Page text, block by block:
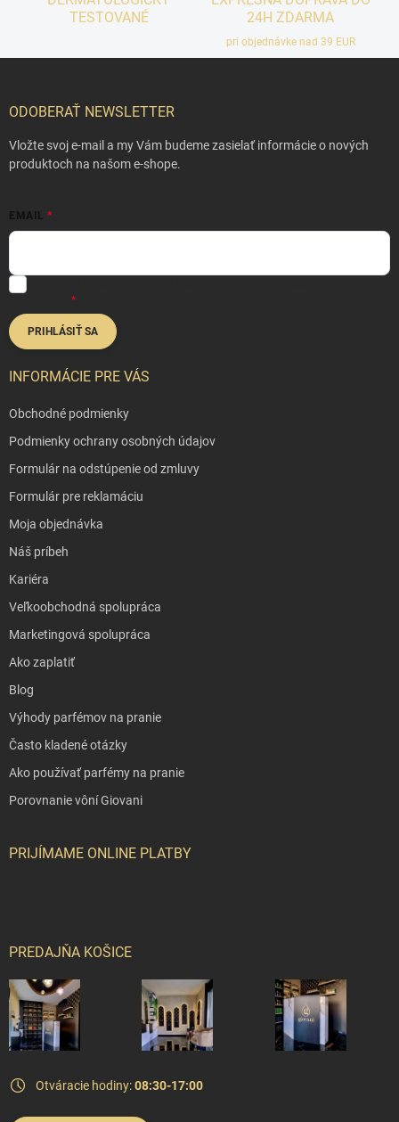
TESTOVANÉ
24H ZDARMA
pri objednávke nad 39 EUR
ODOBERAŤ NEWSLETTER
Vložte svoj e-mail a my Vám budeme zasielať informácie o nových
produktoch na našom e-shope.
EMAIL
PRIHLÁSIŤ SA
INFORMÁCIE PRE VÁS
Obchodné podmienky
Podmienky ochrany osobných údajov
Formulár na odstúpenie od zmluvy
Formulár pre reklamáciu
Moja objednávka
Náš príbeh
Kariéra
Veľkoobchodná spolupráca
Marketingová spolupráca
Ako zaplatiť
Blog
Výhody parfémov na pranie
Často kladené otázky
Ako používať parfémy na pranie
Porovnanie vôní Giovani
PRIJÍMAME ONLINE PLATBY
PREDAJŇA KOŠICE
Otváracie hodiny:08:30-17:00